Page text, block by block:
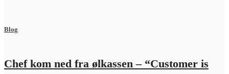
Blog
Chef kom ned fra ølkassen – “Customer is